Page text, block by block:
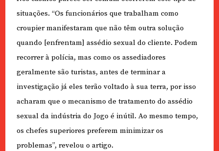
situações. “Os funcionários que trabalham como
croupier manifestaram que não têm outra solução
quando [enfrentam] assédio sexual do cliente. Podem
recorrer à polícia, mas como os assediadores
geralmente são turistas, antes de terminar a
investigação já eles terão voltado à sua terra, por isso
acharam que o mecanismo de tratamento do assédio
sexual da indústria do Jogo é inútil. Ao mesmo tempo,
os chefes superiores preferem minimizar os
problemas”, revelou o artigo.